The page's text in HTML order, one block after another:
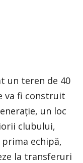
un teren de 40
va fi construit
un loc
clubului,
echipă,
la transferuri